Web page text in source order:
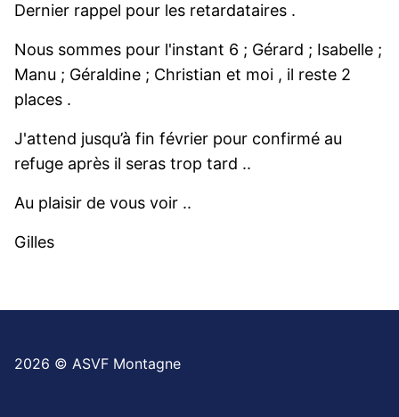
Dernier rappel pour les retardataires .
Nous sommes pour l'instant 6 ; Gérard ; Isabelle ;
Manu ; Géraldine ; Christian et moi , il reste 2
places .
J'attend jusqu’à fin février pour confirmé au
refuge après il seras trop tard ..
Au plaisir de vous voir ..
Gilles
2026 © ASVF Montagne